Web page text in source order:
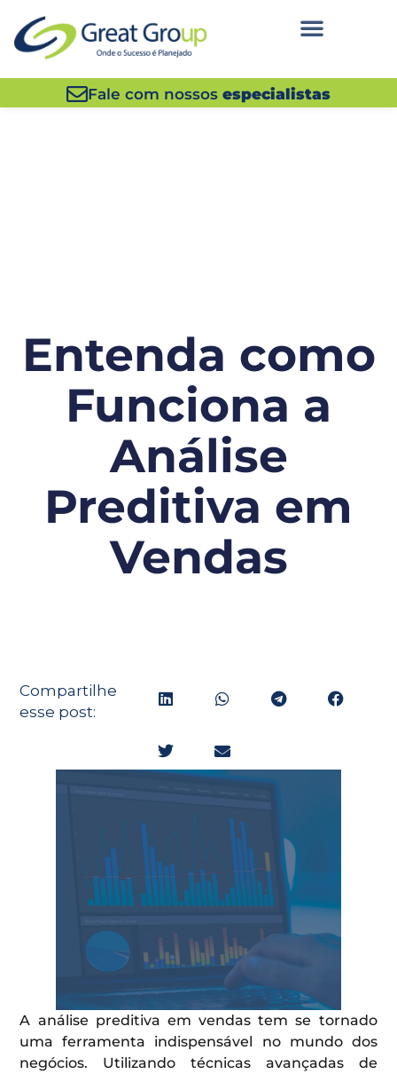
Fale com nossos especialistas
Entenda como
Funciona a
Análise
Preditiva em
Vendas
Compartilhe
esse post:
A análise preditiva em vendas tem se tornado
uma ferramenta indispensável no mundo dos
negócios. Utilizando técnicas avançadas de